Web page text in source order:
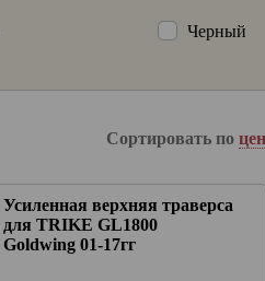
Черный
Сортировать по
Усиленная верхняя траверса
для TRIKE GL1800
Goldwing 01-17гг